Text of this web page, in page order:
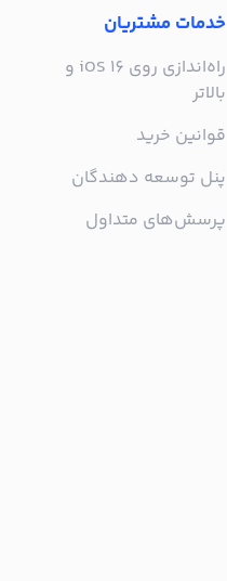
خدمات مشتریان
راه‌اندازی روی iOS 16 و
بالاتر
قوانین خرید
پنل توسعه دهندگان
پرسش‌های متداول